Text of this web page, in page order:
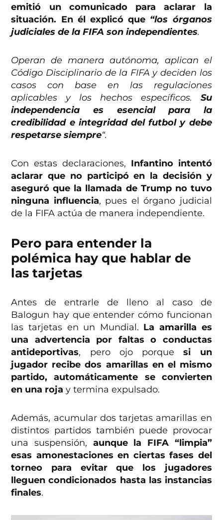
emitió un comunicado para aclarar la
situación. En él explicó que “los órganos
judiciales de la FIFA son independientes.
Operan de manera autónoma, aplican el
Código Disciplinario de la FIFA y deciden los
casos con base en las regulaciones
aplicables y los hechos específicos. Su
independencia es esencial para la
credibilidad e integridad del futbol y debe
respetarse siempre“.
Con estas declaraciones, Infantino intentó
aclarar que no participó en la decisión y
aseguró que la llamada de Trump no tuvo
ninguna influencia, pues el órgano judicial
de la FIFA actúa de manera independiente.
Pero para entender la
polémica hay que hablar de
las tarjetas
Antes de entrarle de lleno al caso de
Balogun hay que entender cómo funcionan
las tarjetas en un Mundial. La amarilla es
una advertencia por faltas o conductas
antideportivas, pero ojo porquesi un
jugador recibe dos amarillas en el mismo
partido, automáticamente se convierten
en una roja y termina expulsado.
Además, acumular dos tarjetas amarillas en
distintos partidos también puede provocar
una suspensión, aunque la FIFA “limpia”
esas amonestaciones en ciertas fases del
torneo para evitar que los jugadores
lleguen condicionados hasta las instancias
finales.